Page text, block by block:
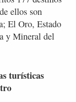
ellos son
El Oro, Estado
y Mineral del
turísticas